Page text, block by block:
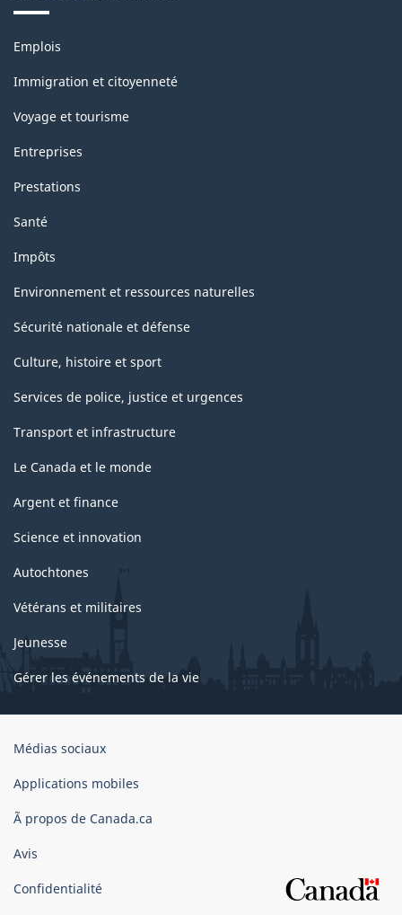
Thèmes
sujets
Emplois
Immigration et citoyenneté
Voyage et tourisme
Entreprises
Prestations
Santé
Impôts
Environnement et ressources naturelles
Sécurité nationale et défense
Culture, histoire et sport
Services de police, justice et urgences
Transport et infrastructure
Le Canada et le monde
Argent et finance
Science et innovation
Autochtones
Vétérans et militaires
Jeunesse
Gérer les événements de la vie
Organisation
gouvernement
Canada
Médias sociaux
Applications mobiles
Ã propos de Canada.ca
Avis
Confidentialité